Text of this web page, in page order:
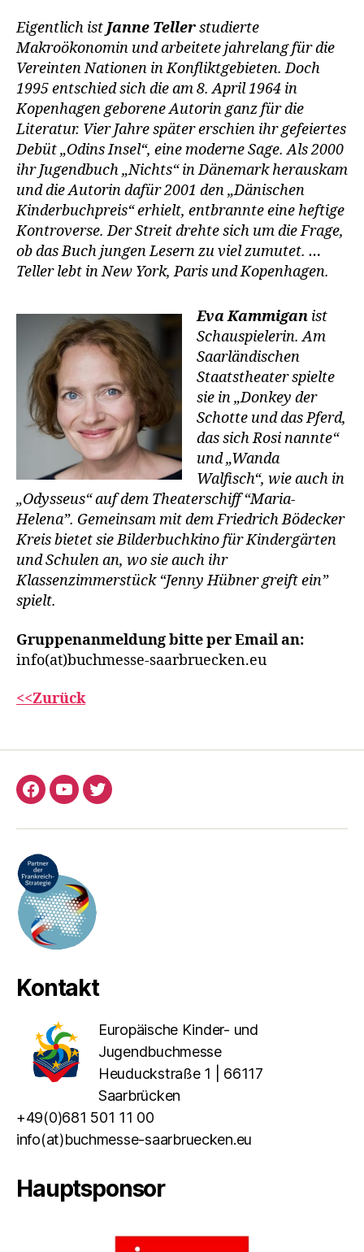
Eigentlich ist Janne Tellerstudierte
Makroökonomin und arbeitete jahrelang für die
Vereinten Nationen in Konfliktgebieten. Doch
1995 entschied sich die am 8. April 1964 in
Kopenhagen geborene Autorin ganz für die
Literatur. Vier Jahre später erschien ihr gefeiertes
Debüt „Odins Insel“, eine moderne Sage. Als 2000
ihr Jugendbuch „Nichts“ in Dänemark herauskam
und die Autorin dafür 2001 den „Dänischen
Kinderbuchpreis“ erhielt, entbrannte eine heftige
Kontroverse. Der Streit drehte sich um die Frage,
ob das Buch jungen Lesern zu viel zumutet. …
Teller lebt in New York, Paris und Kopenhagen.
Eva Kammigan ist
Schauspielerin. Am
Saarländischen
Staatstheater spielte
sie in „Donkey der
Schotte und das Pferd,
das sich Rosi nannte“
und „Wanda
Walfisch“, wie auch in
„Odysseus“ auf dem Theaterschiff “Maria-
Helena”. Gemeinsam mit dem Friedrich Bödecker
Kreis bietet sie Bilderbuchkino für Kindergärten
und Schulen an, wo sie auch ihr
Klassenzimmerstück “Jenny Hübner greift ein”
spielt.
Gruppenanmeldung bitte per Email an:
info(at)buchmesse-saarbruecken.eu
<<Zurück
Facebook
YouTubeTwitter
Kontakt
Europäische Kinder- und
Jugendbuchmesse
Heuduckstraße 1 | 66117
Saarbrücken
+49(0)681 501 11 00
info(at)buchmesse-saarbruecken.eu
Hauptsponsor